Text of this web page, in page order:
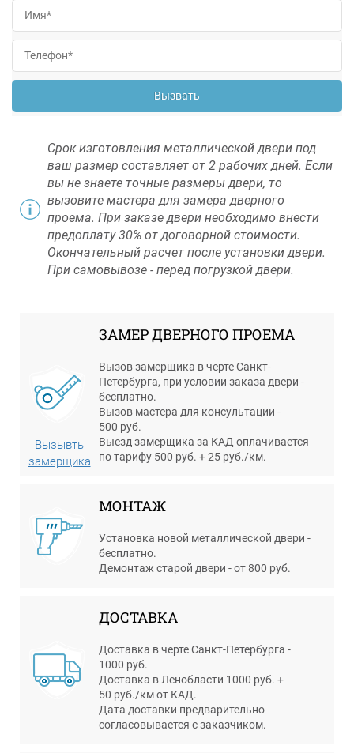
Вызвать
Срок изготовления металлической двери под
ваш размер составляет от 2 рабочих дней. Если
вы не знаете точные размеры двери, то
вызовите мастера для замера дверного
проема. При заказе двери необходимо внести
предоплату 30% от договорной стоимости.
Окончательный расчет после установки двери.
При самовывозе - перед погрузкой двери.
Вызывть
замерщика
ЗАМЕР ДВЕРНОГО ПРОЕМА
Вызов замерщика в черте Санкт-
Петербурга, при условии заказа двери -
бесплатно.
Вызов мастера для консультации -
500 руб.
Выезд замерщика за КАД оплачивается
по тарифу 500 руб. + 25 руб./км.
МОНТАЖ
Установка новой металлической двери -
бесплатно.
Демонтаж старой двери - от 800 руб.
ДОСТАВКА
Доставка в черте Санкт-Петербурга -
1000 руб.
Доставка в Ленобласти 1000 руб. +
50 руб./км от КАД.
Дата доставки предварительно
согласовывается с заказчиком.